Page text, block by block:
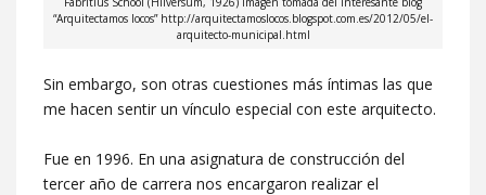
“Arquitectamos locos” http://arquitectamoslocos.blogspot.com.es/2012/05/el-
arquitecto-municipal.html
Sin embargo, son otras cuestiones más íntimas las que
me hacen sentir un vínculo especial con este arquitecto.
Fue en 1996. En una asignatura de construcción del
tercer año de carrera nos encargaron realizar el